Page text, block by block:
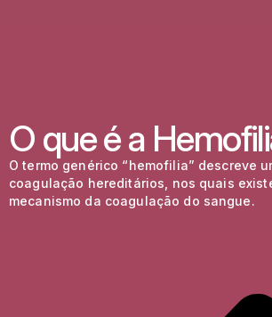
O que é a
O termo genérico “hemofilia” descreve
coagulação hereditários, nos quais
mecanismo da coagulação do sangue.